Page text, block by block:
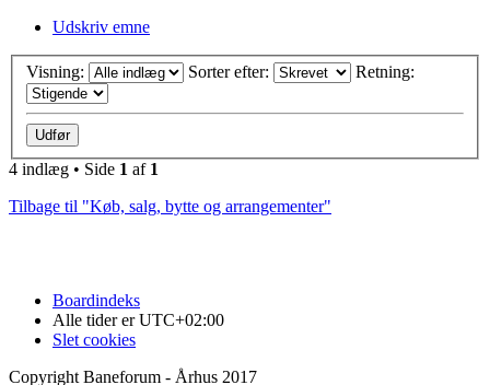
Udskriv emne
Visning: Sorter efter: Retning:
4 indlæg • Side 1 af 1
Tilbage til "Køb, salg, bytte og arrangementer"
Boardindeks
Alle tider erUTC+02:00
Slet cookies
Copyright Baneforum - Århus 2017